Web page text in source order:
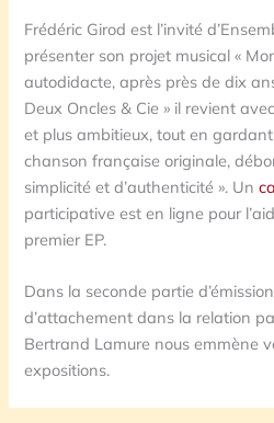
Frédéric Girod est l’invité
présenter son projet musical «
autodidacte, après près de dix
Deux Oncles & Cie » il revient
et plus ambitieux, tout en
chanson française originale,
simplicité et d’authenticité ». Un
participative est en ligne pour
premier EP.
Dans la seconde partie
d’attachement dans la relation
Bertrand Lamure nous emmène
expositions.